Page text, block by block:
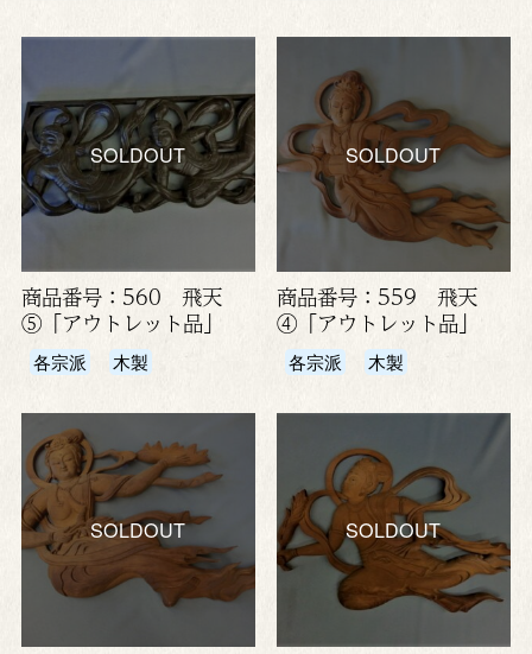
SOLDOUT
商品番号：560 飛天
⑤「アウトレット品」
各宗派 木製
SOLDOUT
商品番号：559 飛天
④「アウトレット品」
各宗派 木製
SOLDOUT SOLDOUT